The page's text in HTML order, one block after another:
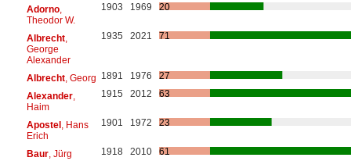
Adorno,
Theodor W.
1903 1969 20
Albrecht,
George
Alexander
1935 2021 71
Albrecht, Georg 1891 1976
27
Alexander,
Haim
1915 2012 63
Apostel, Hans
Erich
1901 1972 23
Baur, Jürg 1918 2010
61